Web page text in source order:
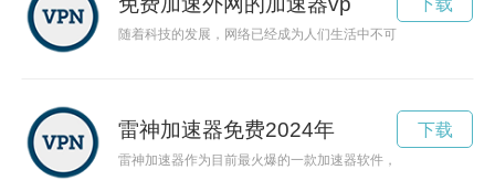
随着科技的发展，网络已经成为人们生活中不可或缺的一部分
雷神加速器免费2024年
雷神加速器作为目前最火爆的一款加速器软件，大大提升了网
下载